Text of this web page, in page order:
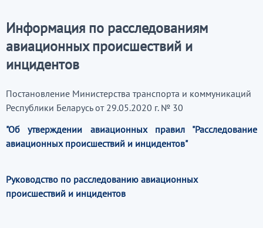
Информация по расследованиям
авиационных происшествий и
инцидентов
Постановление Министерства транспорта и коммуникаций
Республики Беларусь от 29.05.2020 г. № 30
"Об утверждении авиационных правил "Расследование
авиационных происшествий и инцидентов"
Руководство по расследованию авиационных
происшествий и инцидентов